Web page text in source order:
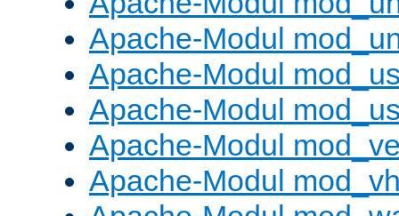
Apache-Modul
Apache-Modul
Apache-Modul
Apache-Modul
Apache-Modul